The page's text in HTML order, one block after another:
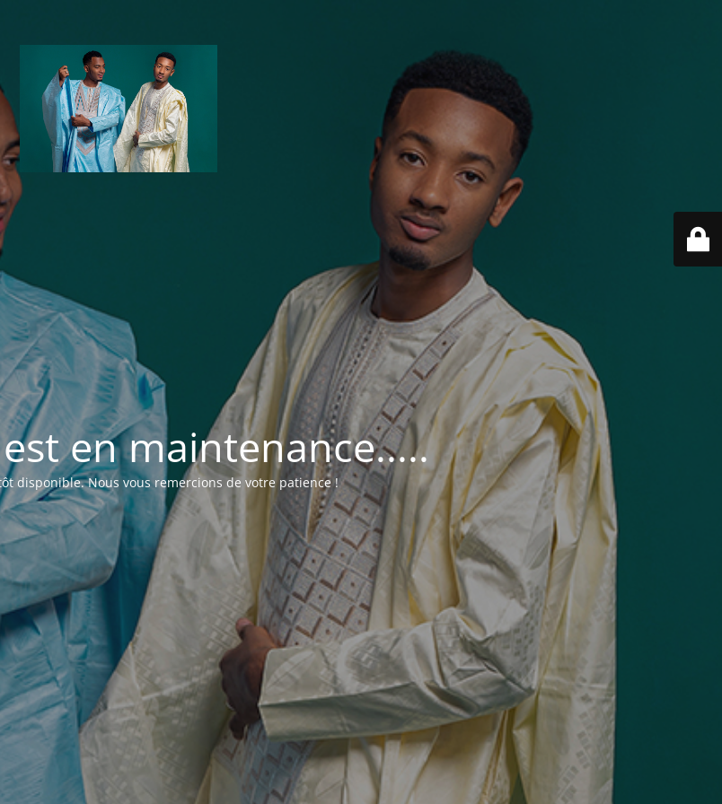
en maintenance.....
disponible. Nous vous remercions de votre patience !